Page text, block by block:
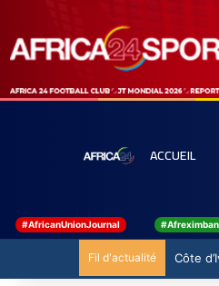
ACCUEIL
#AfricanUnionJournal
Fil d'actualité Côte